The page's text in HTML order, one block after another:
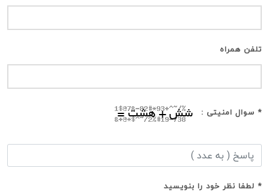
تلفن همراه
* سوال امنیتی :
* لطفا نظر خود را بنویسید